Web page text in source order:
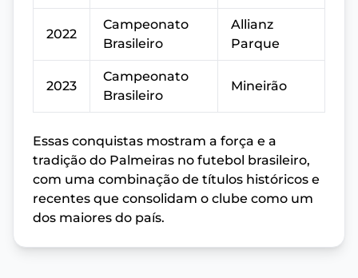
2022
Campeonato
Brasileiro
Allianz
Parque
2023
Campeonato
Brasileiro
Mineirão
Essas conquistas mostram a força e a
tradição do Palmeiras no futebol brasileiro,
com uma combinação de títulos históricos e
recentes que consolidam o clube como um
dos maiores do país.